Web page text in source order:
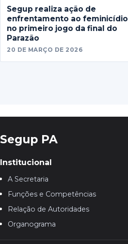
Segup realiza ação de
enfrentamento ao feminicídio
no primeiro jogo da final do
Parazão
20 DE MARÇO DE 2026
Segup PA
Institucional
A Secretaria
Funções e Competências
Relação de Autoridades
Organograma